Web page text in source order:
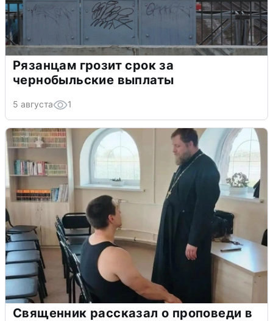
Рязанцам грозит срок за
чернобыльские выплаты
5 августа 1
Священник рассказал о проповеди в